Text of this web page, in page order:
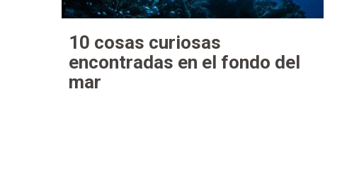
10 cosas curiosas
encontradas en el fondo del
mar